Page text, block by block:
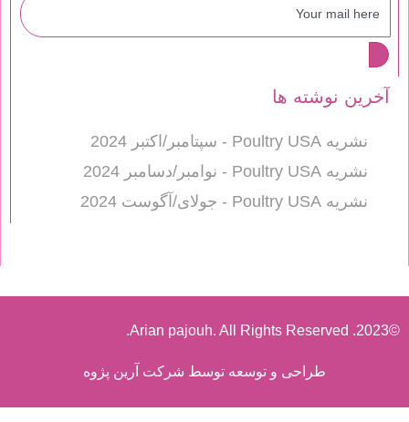
آخرین نوشته ها
نشریه Poultry USA - سپتامبر/اکتبر 2024
نشریه Poultry USA - نوامبر/دسامبر 2024
نشریه Poultry USA - جولای/آگوست 2024
©2023. Arian pajouh. All Rights Reserved.
طراحی و توسعه توسط شرکت آرین پژوه